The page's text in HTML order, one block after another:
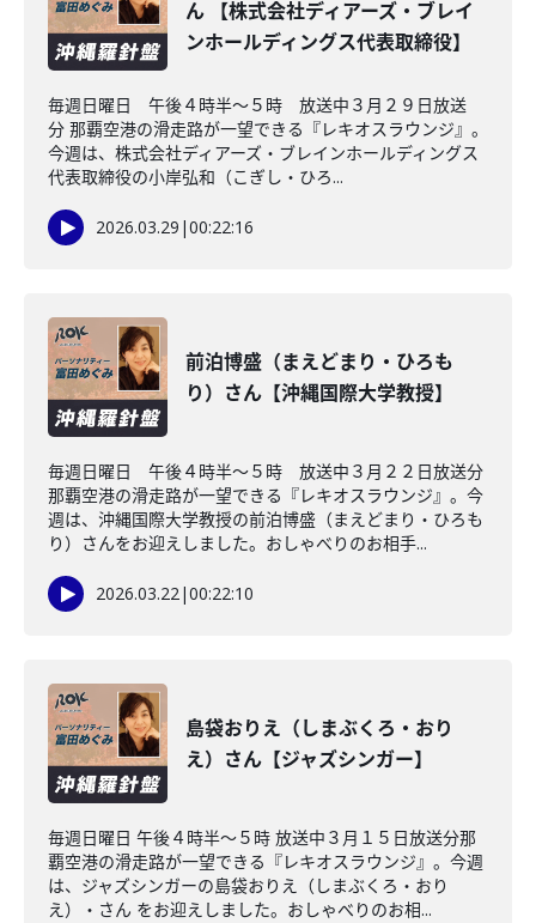
ん 【株式会社ディアーズ・ブレイ
ンホールディングス代表取締役】
毎週日曜日 午後４時半～５時 放送中３月２９日放送
分 那覇空港の滑走路が一望できる『レキオスラウンジ』。
今週は、株式会社ディアーズ・ブレインホールディングス
代表取締役の小岸弘和（こぎし・ひろ...
2026.03.29 |00:22:16
前泊博盛（まえどまり・ひろも
り）さん【沖縄国際大学教授】
毎週日曜日 午後４時半～５時 放送中３月２２日放送分
那覇空港の滑走路が一望できる『レキオスラウンジ』。今
週は、沖縄国際大学教授の前泊博盛（まえどまり・ひろも
り）さんをお迎えしました。おしゃべりのお相手...
2026.03.22|00:22:10
島袋おりえ（しまぶくろ・おり
え）さん【ジャズシンガー】
毎週日曜日 午後４時半～５時 放送中３月１５日放送分那
覇空港の滑走路が一望できる『レキオスラウンジ』。今週
は、ジャズシンガーの島袋おりえ（しまぶくろ・おり
え）・さん をお迎えしました。おしゃべりのお相...